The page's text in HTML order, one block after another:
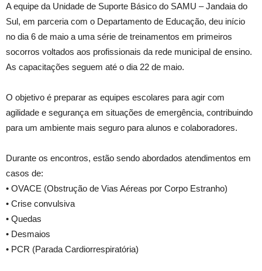
A equipe da Unidade de Suporte Básico do SAMU – Jandaia do
Sul, em parceria com o Departamento de Educação, deu início
no dia 6 de maio a uma série de treinamentos em primeiros
socorros voltados aos profissionais da rede municipal de ensino.
As capacitações seguem até o dia 22 de maio.
O objetivo é preparar as equipes escolares para agir com
agilidade e segurança em situações de emergência, contribuindo
para um ambiente mais seguro para alunos e colaboradores.
Durante os encontros, estão sendo abordados atendimentos em
casos de:
• OVACE (Obstrução de Vias Aéreas por Corpo Estranho)
• Crise convulsiva
• Quedas
• Desmaios
• PCR (Parada Cardiorrespiratória)